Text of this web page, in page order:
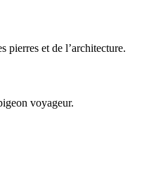
pierres et de l’architecture.
voyageur.